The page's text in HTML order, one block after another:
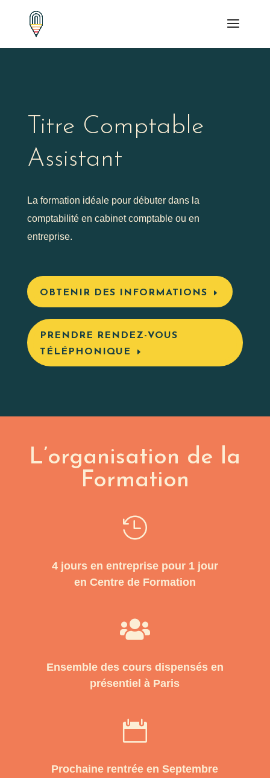
Titre Comptable
Assistant
La formation idéale pour débuter dans la
comptabilité en cabinet comptable ou en
entreprise.
OBTENIR DES INFORMATIONS
PRENDRE RENDEZ-VOUS
TÉLÉPHONIQUE
L’organisation de la
Formation

4 jours en entreprise pour 1 jour
en Centre de Formation

Ensemble des cours dispensés en
présentiel à Paris

Prochaine rentrée en Septembre